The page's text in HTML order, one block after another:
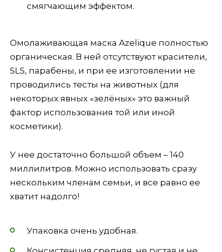
смягчающим эффектом.
Омолаживающая маска Azelique полностью
органическая. В ней отсутствуют красители,
SLS, парабены, и при ее изготовлении не
проводились тесты на животных (для
некоторых явных «зелёных» это важный
фактор использования той или иной
косметики).
У нее достаточно большой объем – 140
миллилитров. Можно использовать сразу
нескольким членам семьи, и все равно ее
хватит надолго!
Упаковка очень удобная.